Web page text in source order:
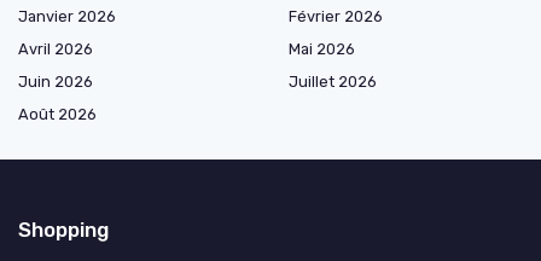
Janvier 2026
Février 2026
Avril 2026
Mai 2026
Juin 2026
Juillet 2026
Août 2026
Shopping